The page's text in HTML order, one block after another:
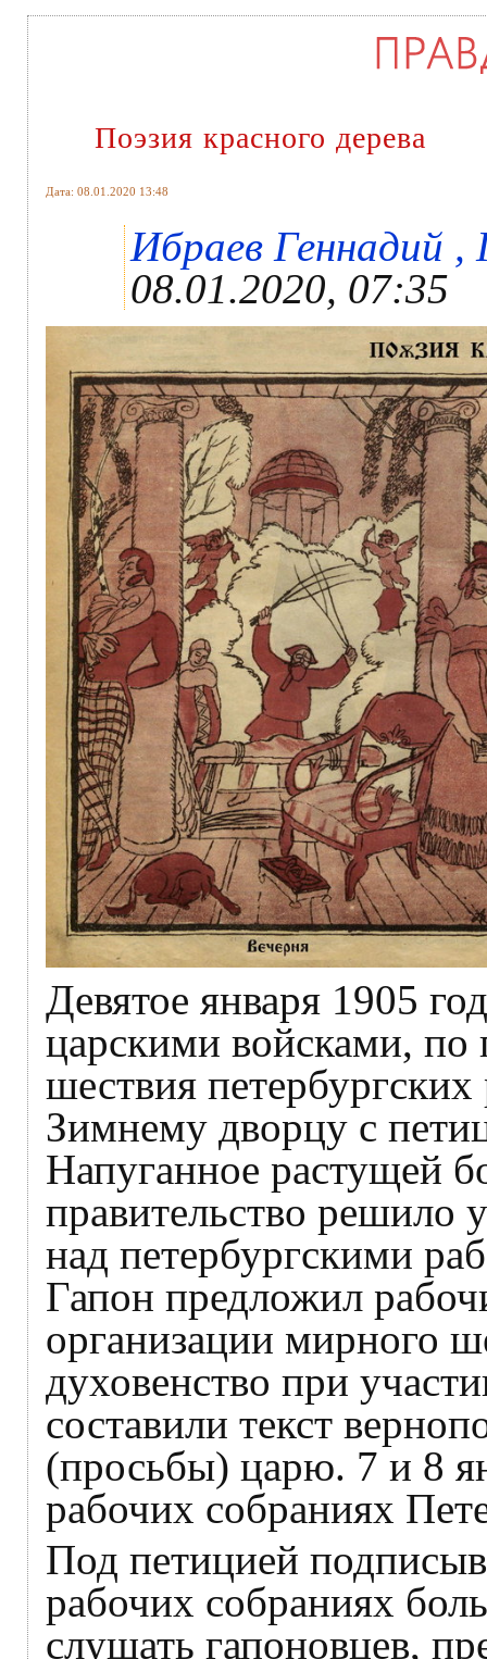
Поэзия красного дерева
Дата: 08.01.2020 13:48
Ибраев Геннадий
08.01.2020, 07:35
Девятое января 1905
царскими войсками, по
шествия
Зимнему дворцу с
Напуганное растущей
правительство решило
над петербургскими
Гапон предложил
организации мирного
духовенство при
составили текст
(просьбы) царю. 7 и 8
рабочих собраниях
Под петицией
рабочих собраниях
слушать гапоновцев,